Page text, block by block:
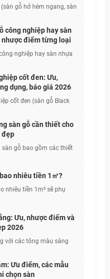
gỗ hở hèm ngang, sàn
công nghiệp hay sàn
nhược điểm từng loại
nghiệp hay sàn nhựa
cốt đen: Ưu,
dụng, báo giá 2026
cốt đen (sàn gỗ Black
sàn gỗ cần thiết cho
đẹp
sàn gỗ bao gồm các thiết
nhiêu tiền 1㎡?
nhiêu tiền 1m² sẽ phụ
Ưu, nhược điểm và
2026
với các tông màu sáng
Ưu điểm, các mẫu
chọn sàn